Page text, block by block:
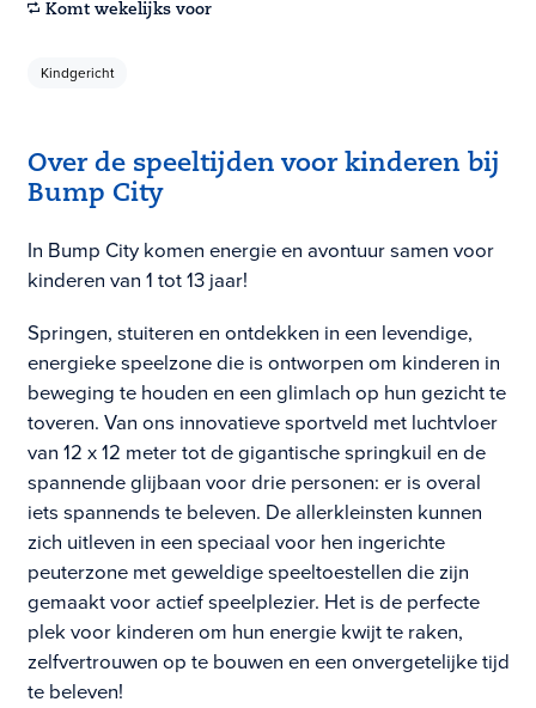
Komt wekelijks voor
Kindgericht
Over de speeltijden voor kinderen bij
Bump City
In Bump City komen energie en avontuur samen voor
kinderen van 1 tot 13 jaar!
Springen, stuiteren en ontdekken in een levendige,
energieke speelzone die is ontworpen om kinderen in
beweging te houden en een glimlach op hun gezicht te
toveren. Van ons innovatieve sportveld met luchtvloer
van 12 x 12 meter tot de gigantische springkuil en de
spannende glijbaan voor drie personen: er is overal
iets spannends te beleven. De allerkleinsten kunnen
zich uitleven in een speciaal voor hen ingerichte
peuterzone met geweldige speeltoestellen die zijn
gemaakt voor actief speelplezier. Het is de perfecte
plek voor kinderen om hun energie kwijt te raken,
zelfvertrouwen op te bouwen en een onvergetelijke tijd
te beleven!